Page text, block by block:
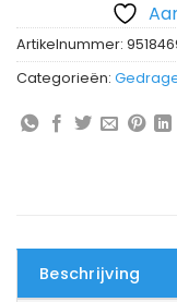
Artikelnummer:
Categorieën:
Beschrijving